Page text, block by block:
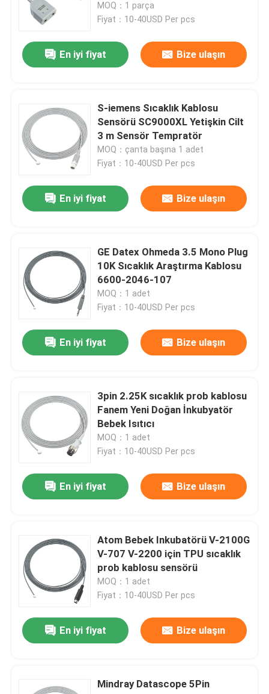
Ürünler
Hakkımızda
Fabrika turu
Bize Ulaşın
Haberler
Vakalar
Yeniden kullanılabilir spO2 sensörü
Tek Kullanımlık SPO2 Sensörü
SpO2 Sensör Kablosu
EKG Kablosu
EKG Kurşun Telleri
EKG Elektrot Konnektörü
MOQ：1 parça
Fiyat：10-40USD Per pcs
En iyi fiyat Bize ulaşın
S-iemens Sıcaklık Kablosu
Sensörü SC9000XL Yetişkin Cilt
3 m Sensör Tempratör
MOQ：çanta başına 1 adet
Fiyat：10-40USD Per pcs
En iyi fiyat Bize ulaşın
GE Datex Ohmeda 3.5 Mono Plug
10K Sıcaklık Araştırma Kablosu
6600-2046-107
MOQ：1 adet
Fiyat：10-40USD Per pcs
En iyi fiyat Bize ulaşın
3pin 2.25K sıcaklık prob kablosu
Fanem Yeni Doğan İnkubyatör
Bebek Isıtıcı
MOQ：1 adet
Fiyat：10-40USD Per pcs
En iyi fiyat Bize ulaşın
Atom Bebek Inkubatörü V-2100G
V-707 V-2200 için TPU sıcaklık
prob kablosu sensörü
MOQ：1 adet
Fiyat：10-40USD Per pcs
En iyi fiyat Bize ulaşın
Mindray Datascope 5Pin